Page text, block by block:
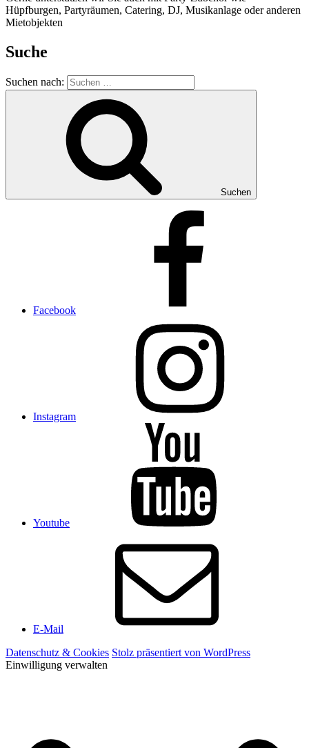
Hüpfburgen, Partyräumen, Catering, DJ, Musikanlage oder anderen
Mietobjekten
Suche
Suchen nach:
Suchen
Facebook
Instagram
Youtube
E-Mail
Datenschutz & Cookies Stolz präsentiert von WordPress
Einwilligung verwalten